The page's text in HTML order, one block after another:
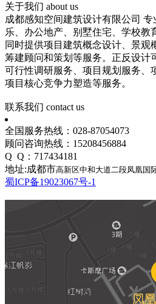
关于我们 about us
成都感知空间建筑设计有限公司
乐、办公地产、别墅住宅、学校教
同时提供项目建筑概念设计、景观
筹建顾问和策划等服务。正反设计
可行性调研服务、项目规划服务、
项目核心竞争力塑造等服务。
联系我们 contact us
全国服务热线：028-87054073
顾问咨询热线：15208456884
Q Q：717434181
地址:成都市高新区中和大道二段凤凰国
蜀ICP备19023067号-1